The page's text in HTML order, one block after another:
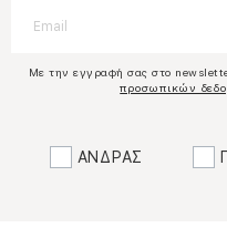
Με την εγγραφή σας στο
προσωπικών
ΑΝΔΡΑΣ